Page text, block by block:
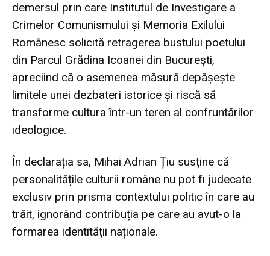
demersul prin care Institutul de Investigare a
Crimelor Comunismului și Memoria Exilului
Românesc solicită retragerea bustului poetului
din Parcul Grădina Icoanei din București,
apreciind că o asemenea măsură depășește
limitele unei dezbateri istorice și riscă să
transforme cultura într-un teren al confruntărilor
ideologice.
În declarația sa, Mihai Adrian Țiu susține că
personalitățile culturii române nu pot fi judecate
exclusiv prin prisma contextului politic în care au
trăit, ignorând contribuția pe care au avut-o la
formarea identității naționale.